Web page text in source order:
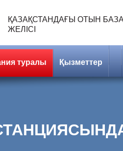
ҚАЗАҚСТАНДАҒЫ ОТЫН
ЖЕЛІСІ
туралы Қызметтер